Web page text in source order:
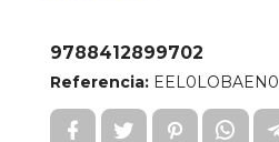
9788412899702
Referencia: EEL0LOBAEN0